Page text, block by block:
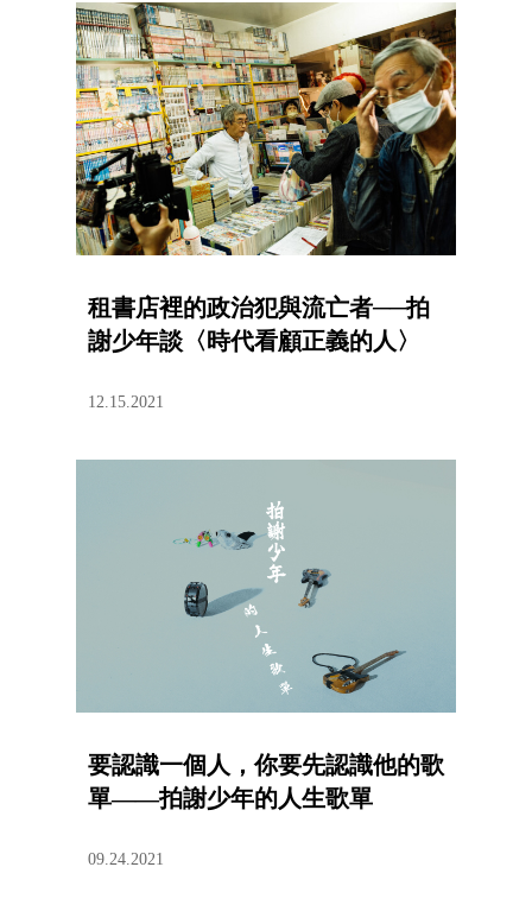
租書店裡的政治犯與流亡者──拍
謝少年談〈時代看顧正義的人〉
12.15.2021
要認識一個人，你要先認識他的歌
單——拍謝少年的人生歌單
09.24.2021